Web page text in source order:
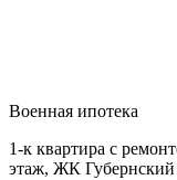
Военная ипотека
1-к квартира с
этаж, ЖК Губернский